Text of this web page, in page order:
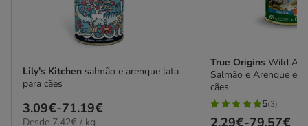
Lily's Kitchen salmão e arenque lata
para cães
Preço
3.09€-71.19€
7.42€
Desde 7.42€ / kg
True OriginsWild
Salmão e Arenque
cães
5
5(3)
Preço
2.29€-79.57€